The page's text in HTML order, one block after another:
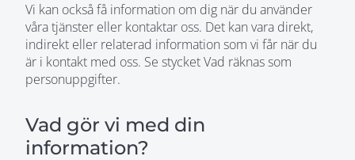
Vi kan också få information om dig när du använder
våra tjänster eller kontaktar oss. Det kan vara direkt,
indirekt eller relaterad information som vi får när du
är i kontakt med oss. Se stycket Vad räknas som
personuppgifter.
Vad gör vi med din
information?